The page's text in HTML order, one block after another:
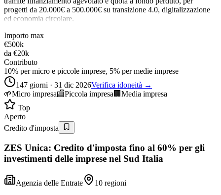
progetti da 20.000€ a 500.000€ su transizione 4.0, digitalizzazione
ed economia circolare.
Importo max
€500k
da €20k
Contributo
10% per micro e piccole imprese, 5% per medie imprese
147 giorni · 31 dic 2026Verifica idoneità →
🌱Micro impresa🏬Piccola impresa 🏢 Media impresa
Top
Aperto
Credito d'imposta
ZES Unica: Credito d'imposta fino al 60% per gli
investimenti delle imprese nel Sud Italia
Agenzia delle Entrate
10 regioni